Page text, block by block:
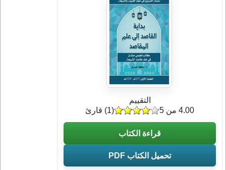
التقييم
(
1) قارئ 4.00 من 5
قراءة الكتاب
تحميل الكتاب PDF